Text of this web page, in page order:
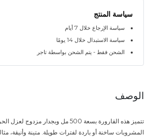
سياسة المنتج
سياسة الإرجاع خلال 7 أيام
سياسة الاستبدال خلال 14 يومًا
الشحن فقط - يتم الشحن بواسطة تاجر
الوصف
تتميز هذه القارورة بسعة 500 مل وبجدار
المشروبات ساخنة أو باردة لفترات طويلة. متينة وأنيقة،